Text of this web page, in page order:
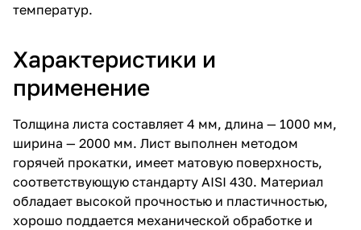
температур.
Характеристики и
применение
Толщина листа составляет 4 мм, длина — 1000 мм,
ширина — 2000 мм. Лист выполнен методом
горячей прокатки, имеет матовую поверхность,
соответствующую стандарту AISI 430. Материал
обладает высокой прочностью и пластичностью,
хорошо поддается механической обработке и